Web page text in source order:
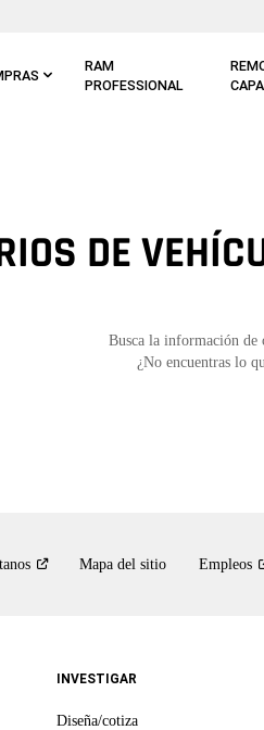
RAM
PROFESSIONAL
DE
Busca la información de
¿No encuentras lo
Mapa del sitio Empleos
INVESTIGAR
Diseña/cotiza